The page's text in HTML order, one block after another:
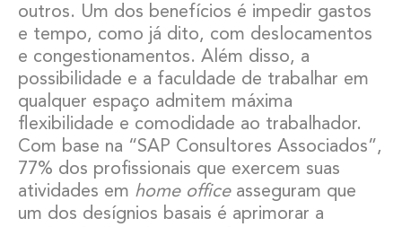
outros. Um dos benefícios é impedir gastos
e tempo, como já dito, com deslocamentos
e congestionamentos. Além disso, a
possibilidade e a faculdade de trabalhar em
qualquer espaço admitem máxima
flexibilidade e comodidade ao trabalhador.
Com base na “SAP Consultores Associados”,
77% dos profissionais que exercem suas
atividades em home officeasseguram que
um dos desígnios basais é aprimorar a